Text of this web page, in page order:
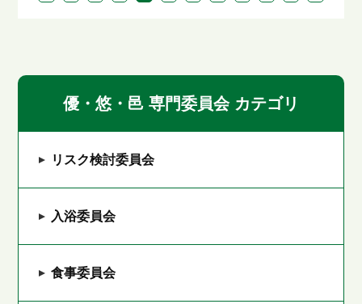
優・悠・邑 専門委員会 カテゴリ
リスク検討委員会
入浴委員会
食事委員会